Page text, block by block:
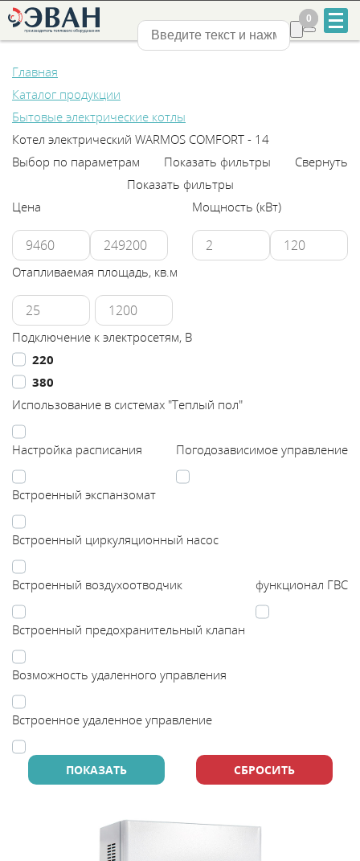
+7
831
2-
888-
555
Каталог
Сервис
Найти магазин
Найти
монтажника
В
y
Нижний Новгород
0
0
Главная
Каталог продукции
Бытовые электрические котлы
Котел электрический WARMOS COMFORT - 14
Выбор по параметрам
Показать фильтры
Свернуть
Показать фильтры
Цена
Мощность (кВт)
Отапливаемая площадь, кв.м
Подключение к электросетям, В
220
380
Использование в системах "Теплый пол"
Настройка расписания Погодозависимое управление
Встроенный экспанзомат
Встроенный циркуляционный насос
Встроенный воздухоотводчик функционал ГВС
Встроенный предохранительный клапан
Возможность удаленного управления
Встроенное удаленное управление